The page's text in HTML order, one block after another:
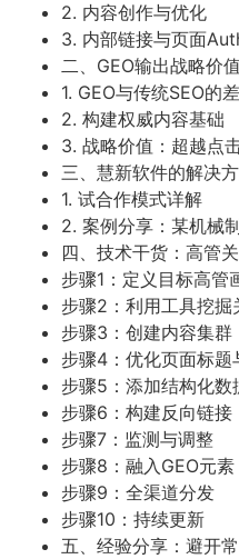
2. 内容创作与优化
3. 内部链接与页面
二、GEO输出战略价值
1. GEO与传统SEO的
2. 构建权威内容基础
3. 战略价值：超越点
三、慧新软件的解决
1. 试合作模式详解
2. 案例分享：某机械
四、技术干货：高管
步骤1：定义目标高管
步骤2：利用工具挖掘
步骤3：创建内容集群
步骤4：优化页面标题
步骤5：添加结构化数
步骤6：构建反向链接
步骤7：监测与调整
步骤8：融入GEO元素
步骤9：全渠道分发
步骤10：持续更新
五、经验分享：避开